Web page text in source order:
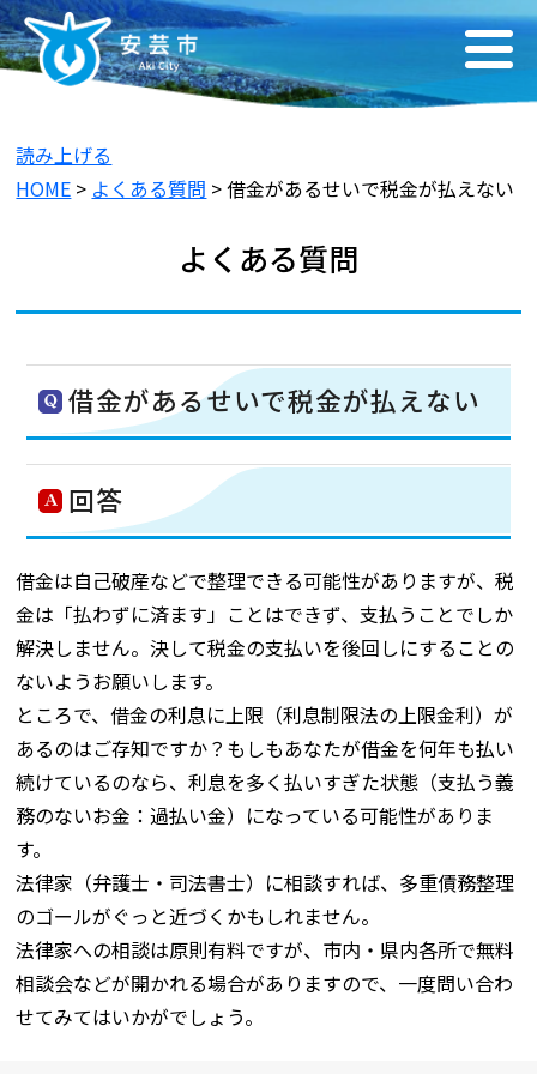
読み上げる
HOME > よくある質問 > 借金があるせいで税金が払えない
よくある質問
借金があるせいで税金が払えない
回答
借金は自己破産などで整理できる可能性がありますが、税
金は「払わずに済ます」ことはできず、支払うことでしか
解決しません。決して税金の支払いを後回しにすることの
ないようお願いします。
ところで、借金の利息に上限（利息制限法の上限金利）が
あるのはご存知ですか？もしもあなたが借金を何年も払い
続けているのなら、利息を多く払いすぎた状態（支払う義
務のないお金：過払い金）になっている可能性がありま
す。
法律家（弁護士・司法書士）に相談すれば、多重債務整理
のゴールがぐっと近づくかもしれません。
法律家への相談は原則有料ですが、市内・県内各所で無料
相談会などが開かれる場合がありますので、一度問い合わ
せてみてはいかがでしょう。